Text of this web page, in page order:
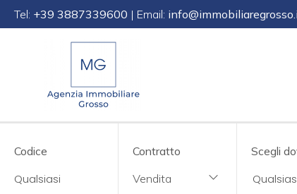
Tel: +39 3887339600 | Email:
Codice
Contratto
Vendita
Scegli
HOME
Codice
Contratto
Qualsiasi
Vendita